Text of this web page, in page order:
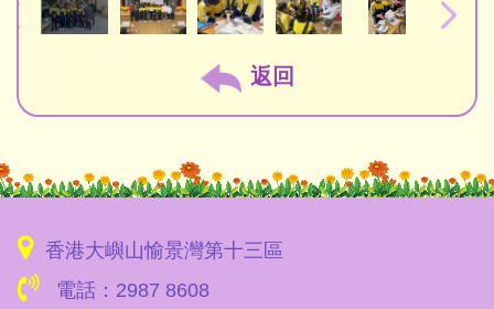
返回
香港大嶼山愉景灣第十三區
電話：2987 8608